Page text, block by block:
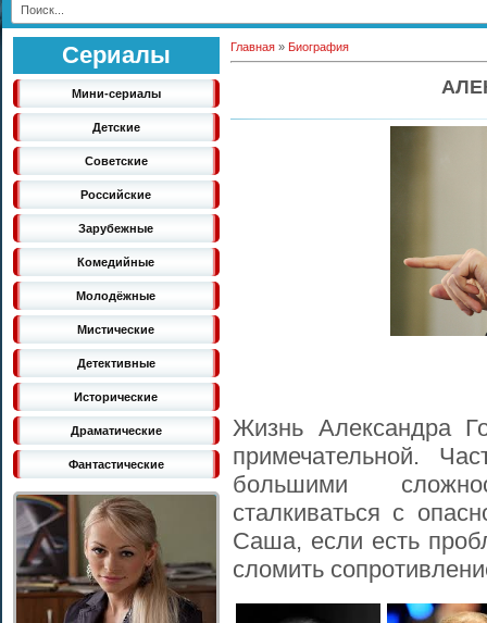
Сериалы
Мини-сериалы
Детские
Советские
Российские
Зарубежные
Комедийные
Молодёжные
Мистические
Детективные
Исторические
Драматические
Фантастические
Главная » Биография
Жизнь Александра
примечательной.
большими
сталкиваться с
Саша, если есть
сломить